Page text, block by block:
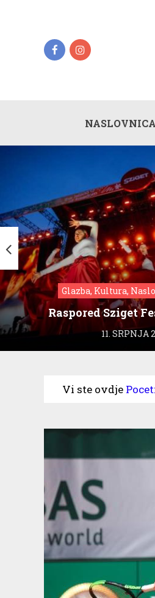
NASLOVNICA
Glazba, Kultura,
Raspored Sziget
11. SRPNJA
Vi ste ovdje